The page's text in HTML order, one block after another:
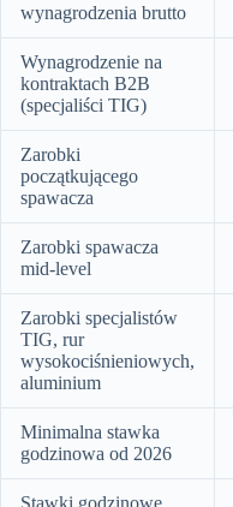
wynagrodzenia brutto
Wynagrodzenie na
kontraktach B2B
(specjaliści TIG)
Zarobki
początkującego
spawacza
Zarobki spawacza
mid-level
Zarobki specjalistów
TIG, rur
wysokociśnieniowych,
aluminium
Minimalna stawka
godzinowa od 2026